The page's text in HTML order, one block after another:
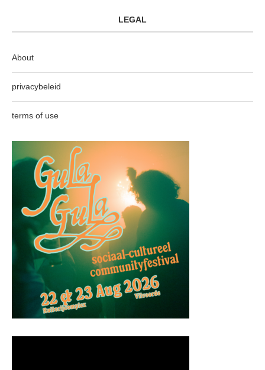
LEGAL
About
privacybeleid
terms of use